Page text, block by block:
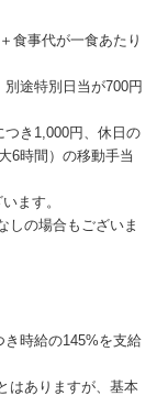
食事代が一食あたり
途特別日当が700円
き1,000円、休日の
6時間）の移動手当
ます。
の場合もございま
き時給の145%を支給
はありますが、基本